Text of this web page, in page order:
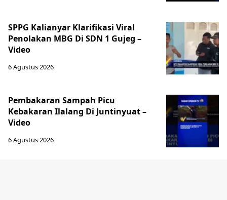
SPPG Kalianyar Klarifikasi Viral
Penolakan MBG Di SDN 1 Gujeg –
Video
6 Agustus 2026
Pembakaran Sampah Picu
Kebakaran Ilalang Di Juntinyuat –
Video
6 Agustus 2026